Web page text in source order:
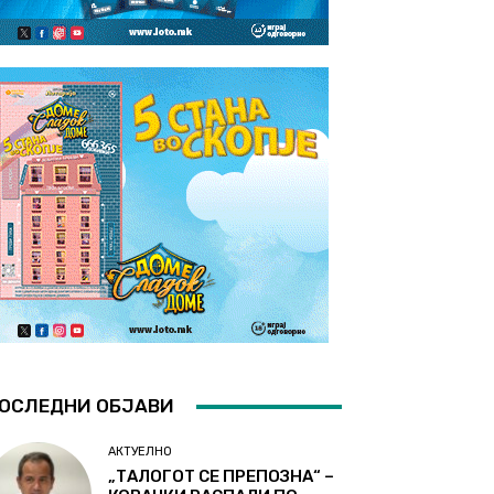
ОБЈАВИ
АКТУЕЛНО
„ТАЛОГОТ СЕ ПРЕПОЗНА“ –